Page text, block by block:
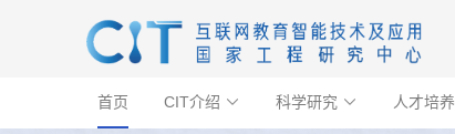
首页 CIT介绍  科学研究  人才培养